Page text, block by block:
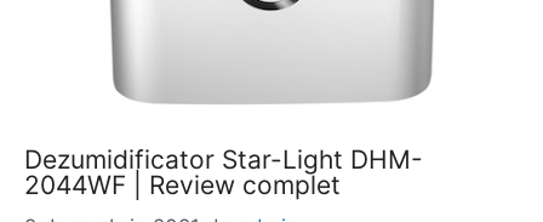
Dezumidificator Star-Light DHM-
2044WF | Review complet